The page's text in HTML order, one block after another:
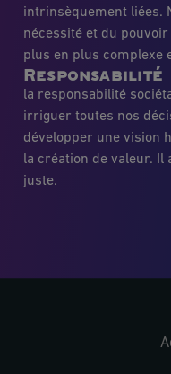
intrinsèquement liées.
nécessité et du
plus en plus complexe
Responsabilité
la responsabilité
irriguer toutes nos
développer une vision
la création de valeur. Il
juste.